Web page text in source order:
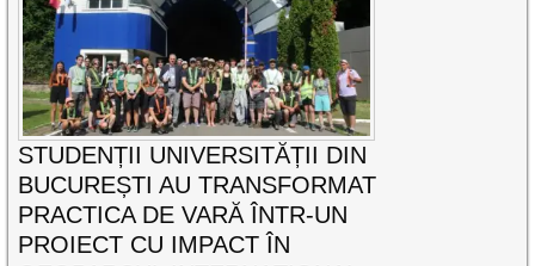
STUDENȚII UNIVERSITĂȚII DIN
BUCUREȘTI AU TRANSFORMAT
PRACTICA DE VARĂ ÎNTR-UN
PROIECT CU IMPACT ÎN